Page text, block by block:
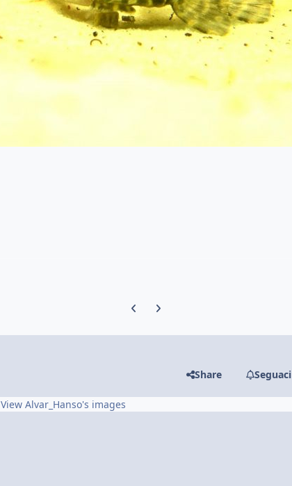
Previous carousel slide
Next carousel slide
Share Seguaci
View Alvar_Hanso's images